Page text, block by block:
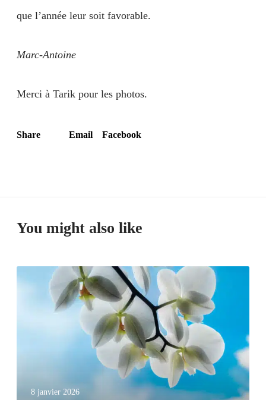
que l’année leur soit favorable.
Marc-Antoine
Merci à Tarik pour les photos.
Share Email Facebook
You might also like
8 janvier 2026